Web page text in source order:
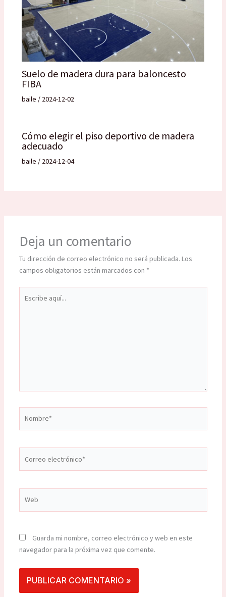
Suelo de madera dura para baloncesto
FIBA
baile / 2024-12-02
Cómo elegir el piso deportivo de madera
adecuado
baile / 2024-12-04
Deja un comentario
Tu dirección de correo electrónico no será publicada. Los
campos obligatorios están marcados con *
aquí...
electrónico*
Guarda mi nombre, correo electrónico y web en este
navegador para la próxima vez que comente.